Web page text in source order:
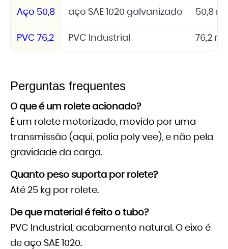
Aço 50,8 aço SAE 1020 galvanizado 50,8
PVC 76,2 PVC Industrial 76,2
Perguntas frequentes
O que é um rolete acionado?
É um rolete motorizado, movido por uma
transmissão (aqui, polia poly vee), e não pela
gravidade da carga.
Quanto peso suporta por rolete?
Até 25 kg por rolete.
De que material é feito o tubo?
PVC Industrial, acabamento natural. O eixo é
de aço SAE 1020.